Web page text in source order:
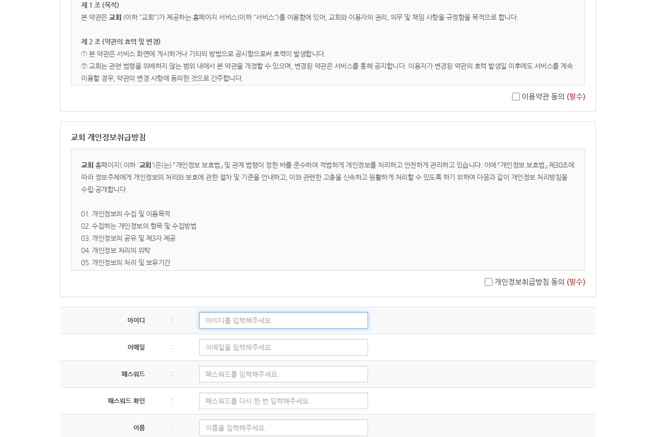
제 1 조 (목적)
본 약관은 교회 (이하 "교회")가 제공하는 홈페이지 서비스(이하 "서비스")를 이용함에 있어, 교회와 이용자의 권리, 의무 및 책임 사항을 규정함을 목적으로 합니다.
제 2 조 (약관의 효력 및 변경)
① 본 약관은 서비스 화면에 게시하거나 기타의 방법으로 공시함으로써 효력이 발생합니다.
② 교회는 관련 법령을 위배하지 않는 범위 내에서 본 약관을 개정할 수 있으며, 변경된 약관은 서비스를 통해 공지합니다. 이용자가 변경된 약관의 효력 발생일 이후에도 서비스를 계속
이용할 경우, 약관의 변경 사항에 동의한 것으로 간주합니다.
3. 콘텐츠: 교회가 서비스 상에서 제공하는 설교 영상, 텍스트, 이미지 등 모든 자료를 의미합니다.
제 2 장 서비스 이용 및 관리
제 4 조 (이용 신청 및 승낙)
② 교회는 다음 각 호에 해당하는 신청에 대하여는 승낙을 거절하거나 사후에 취소할 수 있습니다.
- 타인의 명의를 도용하여 신청한 경우
- 등록 내용에 허위, 기재 누락, 오기가 있는 경우
- 교회의 신앙적 목적이나 정체성에 반하는 의도를 가진 경우
② 제1항에 의한 서비스 중단의 경우, 교회는 공지사항을 통해 이용자에게 통지합니다. 단, 천재지변 등 통제할 수 없는 사유로 인한 중단은 사후에 공지할 수 있습니다.
제 6 조 (회원 ID 및 비밀번호 관리)
① 회원의 ID와 비밀번호에 관한 관리 책임은 회원 본인에게 있으며, 이를 제3자에게 이용하게 해서는 안 됩니다.
② 자신의 ID가 부정하게 사용된 경우, 회원은 반드시 교회에 그 사실을 통보해야 합니다.
제 3 장 의무와 저작권
제 7 조 (이용자의 의무)
이용자는 다음 각 호의 행위를 하여서는 안 됩니다.
2. 교회의 사전 승낙 없는 서비스 자료의 복제, 유통 및 상업적 이용
이용약관 동의 (필수)
교회 개인정보취급방침
교회 홈페이지(이하 '교회 ')은(는) 「개인정보 보호법」 및 관계 법령이 정한 바를 준수하여 적법하게 개인정보를 처리하고 안전하게 관리하고 있습니다. 이에 「개인정보 보호법」 제30조에
따라 정보주체에게 개인정보의 처리와 보호에 관한 절차 및 기준을 안내하고, 이와 관련한 고충을 신속하고 원활하게 처리할 수 있도록 하기 위하여 다음과 같이 개인정보 처리방침을
수립·공개합니다.
01. 개인정보의 수집 및 이용목적
02. 수집하는 개인정보의 항목 및 수집방법
03. 개인정보의 공유 및 제3자 제공
04. 개인정보 처리의 위탁
05. 개인정보의 처리 및 보유기간
08. 개인정보 자동 수집 장치의 설치/ 운영 및 거부에 관한 사항
10. 개인정보관리책임자 및 담당자의 연락처
11. 개인정보 열람청구 처리 부서
12. 고정형 영상정보처리기기(CCTV) 운영·관리
13. 정보주체의 권익침해에 대한 구제방법
14. 개인정보 처리방침의 변경에 관한 사항
01. 개인정보의 수집 및 이용목적
는 다음의 목적을 위하여 개인정보를 처리합니다. 처리하고 있는 개인정보는 다음의 목적 외의 용도로는 이용되지 않으며, 이용 목적이 변경되는 경우에는 「개인정보 보호법」
제18조에 따라 별도의 동의를 받는 등 필요한 조치를 이행할 예정입니다.
개인정보취급방침 동의 (필수)
아이디 :
이메일 :
패스워드 :
패스워드 확인 :
이름 :